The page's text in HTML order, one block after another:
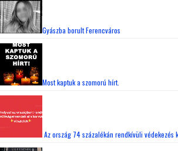
Gyászba borult Ferencváros
Most kaptuk a szomorú hírt.
Az ország 74 százalékán rendkívüli védekezés